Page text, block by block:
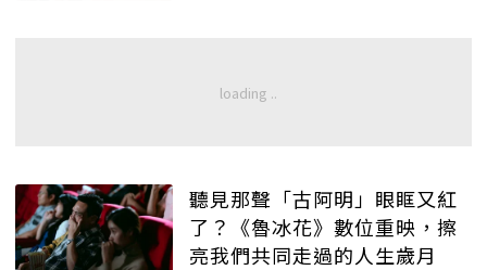
聽見那聲「古阿明」眼眶又紅
了？《魯冰花》數位重映，擦
亮我們共同走過的人生歲月